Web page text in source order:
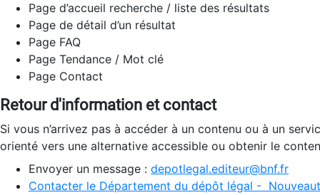
Page d’accueil recherche / liste des résultats
Page de détail d’un résultat
Page FAQ
Page Tendance / Mot clé
Page Contact
Retour d'information et contact
Si vous n’arrivez pas à accéder à un contenu ou à un
orienté vers une alternative accessible ou obtenir le
Envoyer un message : depotlegal.editeur@bnf.fr
Contacter le Département du dépôt légal -